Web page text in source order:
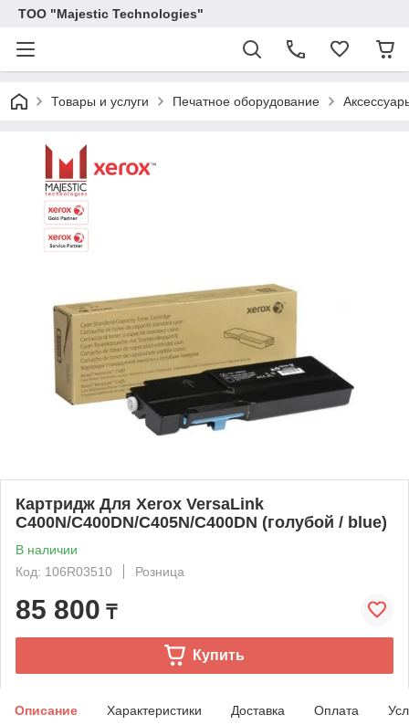
ТОО "Majestic Technologies"
Товары и услуги Печатное оборудование
Картридж Для Xerox VersaLink
C400N/C400DN/C405N/C400DN (голубой / blue)
В наличии
Код: 106R03510
Розница
85 800 ₸
Купить
Описание Характеристики Доставка Оплата